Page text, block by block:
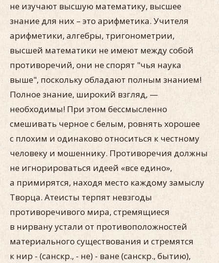
не изучают высшую математику, высшее
знание для них – это арифметика. Учителя
арифметики, алгебры, тригонометрии,
высшей математики не имеют между собой
противоречий, они не спорят "чья наука
выше", поскольку обладают полным знанием!
Полное знание, широкий взгляд, —
необходимы! При этом бессмысленно
смешивать черное с белым, ровнять хорошее
с плохим и одинаково относиться к честному
человеку и мошеннику. Противоречия должны
не игнорироваться идеей «все едино»,
а примирятся, находя место каждому замыслу
Творца. Атеисты терпят невзгоды
противоречивого мира, стремящиеся
в нирвану устали от противоположностей
материального существования и стремятся
к нир - (санскр., - не) - ване (санскр., бытию),